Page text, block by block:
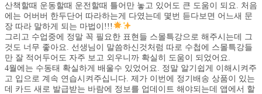
산책할때 운동할때 운전할때 틀어만 놓고 있어도 큰 도움이 되요. 처음
에는 어버버 한두단어 따라하는게 다였는데 몇번 듣다보면 어느새 문
장 따라 말하게 되는 마법이!!!
그리고 수업중에 정말 꼭 필요한 표현들 스몰특강으로 해주시는데 그
것도 너무 좋아요. 선생님이 말씀하신것처럼 따로 수첩에 스몰특강들
만 잘 적어두어도 자주 보고 외우니까 확실히 도움이 되었어요.
4월에는 수동태 확실하게 배울수 있었어요. 정말 알기쉽게 이해시켜주
고 입으로 계속 연습시켜주십니다. 제가 이번에 정기배송 상품이 있는
데 카드 새로 발급받는 바람에 정보를 업데이트 해야되는데 앱에서 할